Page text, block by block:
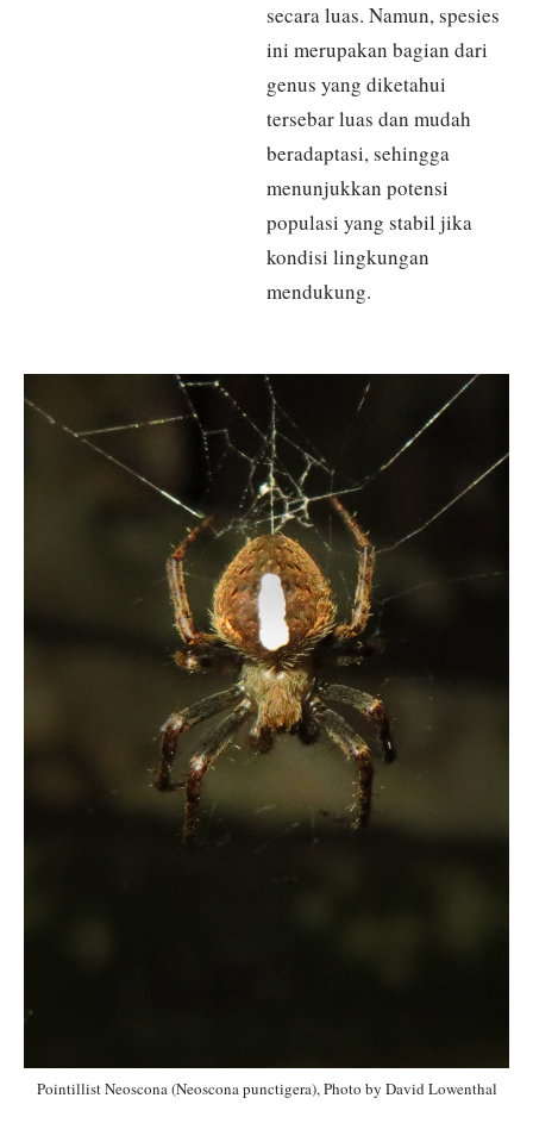
secara luas. Namun, spesies
ini merupakan bagian dari
genus yang diketahui
tersebar luas dan mudah
beradaptasi, sehingga
menunjukkan potensi
populasi yang stabil jika
kondisi lingkungan
mendukung.
Pointillist Neoscona (Neoscona punctigera), Photo by David Lowenthal